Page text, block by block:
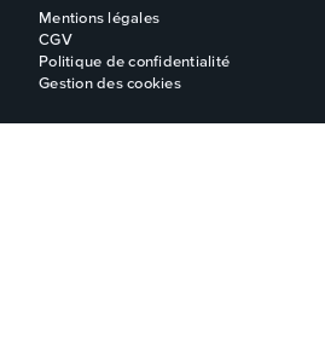
Mentions légales
CGV
Politique de confidentialité
Gestion des cookies